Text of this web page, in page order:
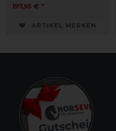
197,95 € *
ARTIKEL MERKEN